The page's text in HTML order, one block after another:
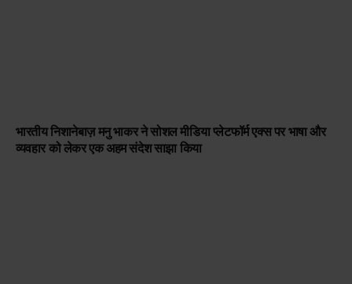
भारतीय निशानेबाज़ मनु भाकर ने सोशल मीडिया प्लेटफॉर्म एक्स पर भाषा और
व्यवहार को लेकर एक अहम संदेश साझा किया